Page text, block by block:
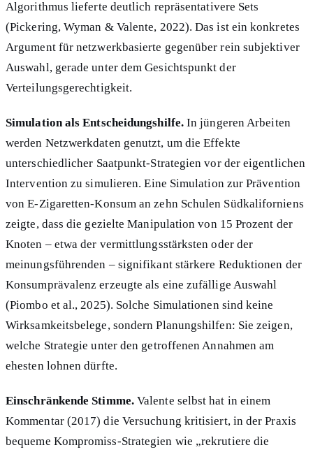
Algorithmus lieferte deutlich repräsentativere Sets
(Pickering, Wyman & Valente, 2022). Das ist ein konkretes
Argument für netzwerkbasierte gegenüber rein subjektiver
Auswahl, gerade unter dem Gesichtspunkt der
Verteilungsgerechtigkeit.
Simulation als Entscheidungshilfe.In jüngeren Arbeiten
werden Netzwerkdaten genutzt, um die Effekte
unterschiedlicher Saatpunkt-Strategien vor der eigentlichen
Intervention zu simulieren. Eine Simulation zur Prävention
von E-Zigaretten-Konsum an zehn Schulen Südkaliforniens
zeigte, dass die gezielte Manipulation von 15 Prozent der
Knoten – etwa der vermittlungsstärksten oder der
meinungsführenden – signifikant stärkere Reduktionen der
Konsumprävalenz erzeugte als eine zufällige Auswahl
(Piombo et al., 2025). Solche Simulationen sind keine
Wirksamkeitsbelege, sondern Planungshilfen: Sie zeigen,
welche Strategie unter den getroffenen Annahmen am
ehesten lohnen dürfte.
Einschränkende Stimme.Valente selbst hat in einem
Kommentar (2017) die Versuchung kritisiert, in der Praxis
bequeme Kompromiss-Strategien wie „rekrutiere die